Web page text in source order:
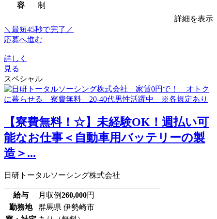
容
制
詳細を表示
＼最短45秒で完了／
応募へ進む
詳しく
見る
スペシャル
【寮費無料！☆】未経験OK！週払い可
能なお仕事＜自動車用バッテリーの製
造＞...
日研トータルソーシング株式会社
給与 月収例260,000円
勤務地
群馬県 伊勢崎市